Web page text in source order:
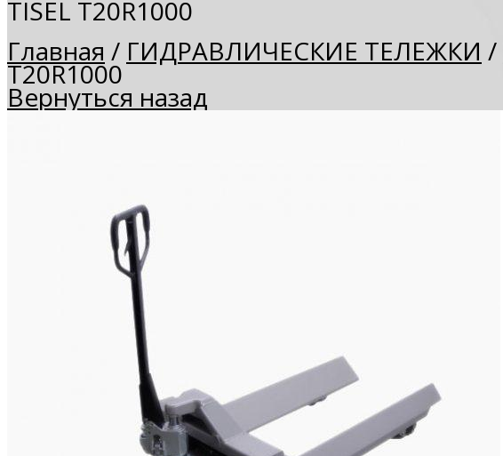
TISEL T20R1000
Главная / ГИДРАВЛИЧЕСКИЕ ТЕЛЕЖКИ /
T20R1000
Вернуться назад